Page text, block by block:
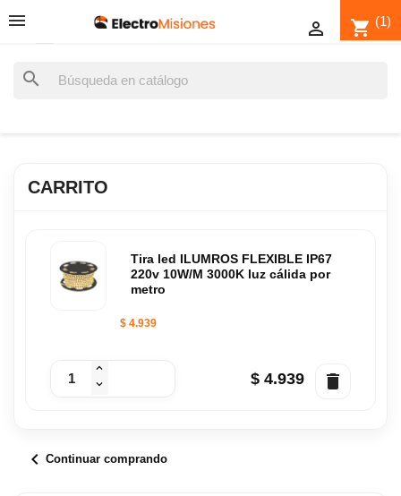
shopping_cart (1)

search
CARRITO
Tira led ILUMROS FLEXIBLE IP67
220v 10W/M 3000K luz cálida por
metro
$ 4.939
$ 4.939 delete
chevron_left Continuar comprando